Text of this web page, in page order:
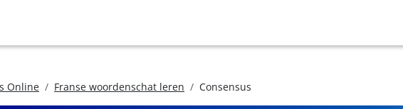
Online Franse woordenschat leren Consensus